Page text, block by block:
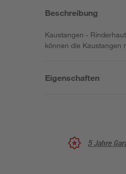
Beschreibung
Kaustangen -
können die Kaustangen
Eigenschaften
5 Jahre